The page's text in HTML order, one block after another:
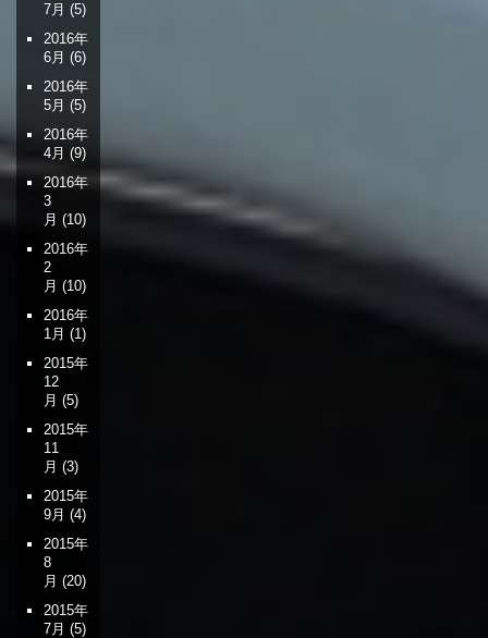
7月 (5)
2016年
6月 (6)
2016年
5月 (5)
2016年
4月 (9)
2016年
3
月 (10)
2016年
2
月 (10)
2016年
1月 (1)
2015年
12
月 (5)
2015年
11
月 (3)
2015年
9月 (4)
2015年
8
月 (20)
2015年
7月 (5)